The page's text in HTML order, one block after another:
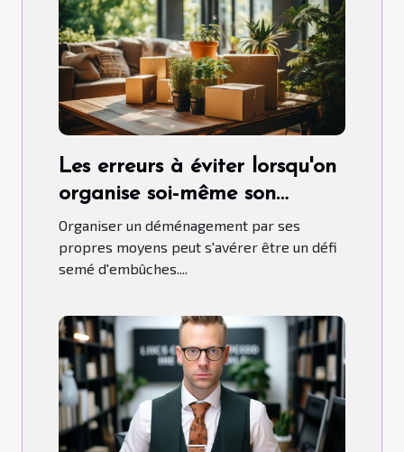
Les erreurs à éviter lorsqu'on
organise soi-même son
déménagement
Organiser un déménagement par ses
propres moyens peut s'avérer être un défi
semé d'embûches....